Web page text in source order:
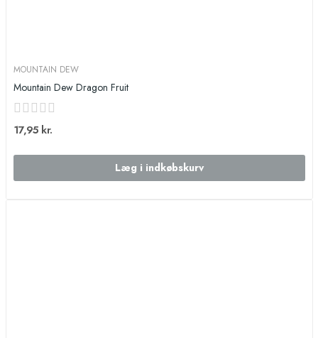
MOUNTAIN DEW
Mountain Dew Dragon Fruit
17,95 kr.
Læg i indkøbskurv